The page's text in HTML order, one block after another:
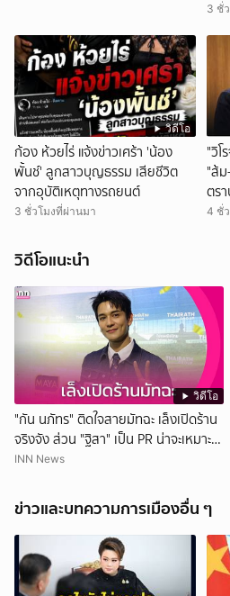
3 ชั่
วิดีโอ
ก้อง ห้วยไร่ แจ้งข่าวเศร้า 'น้อง
พั้นช์' ลูกสาวบุญธรรม เสียชีวิต
จากอุบัติเหตุทางรถยนต์
3 ชั่วโมงที่ผ่านมา
"วิโ
"ส้ม
ตร
อำ
4 ชั่
วิดีโอแนะนำ
วิดีโอ
"กัน นภัทร" ติดใจสายมัทฉะ เล็งเปิดร้าน
จริงจัง ส่วน "ฐิสา" เป็น PR น่าจะเหมาะ
กว่า
INN News
ข่าวและบทความการเมืองอื่น ๆ